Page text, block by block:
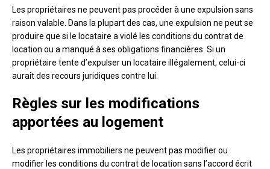
Les propriétaires ne peuvent pas procéder à une expulsion sans
raison valable. Dans la plupart des cas, une expulsion ne peut se
produire que si le locataire a violé les conditions du contrat de
location ou a manqué à ses obligations financières. Si un
propriétaire tente d’expulser un locataire illégalement, celui-ci
aurait des recours juridiques contre lui.
Règles sur les modifications
apportées au logement
Les propriétaires immobiliers ne peuvent pas modifier ou
modifier les conditions du contrat de location sans l’accord écrit